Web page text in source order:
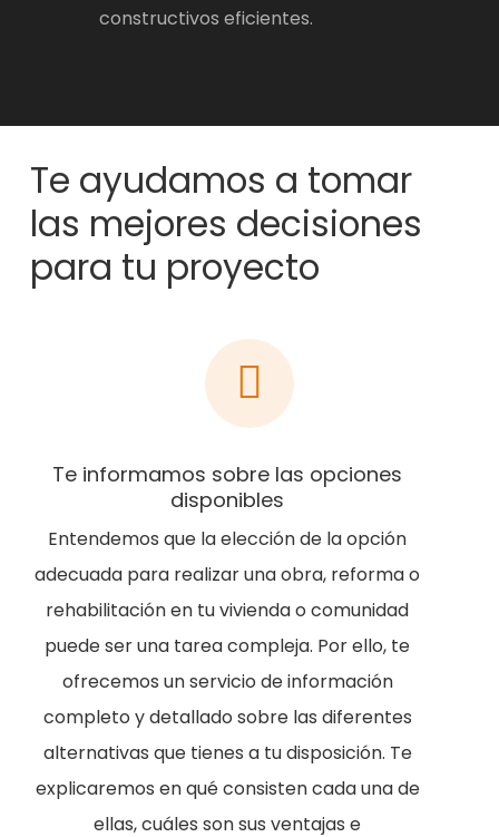
constructivos eficientes.
Te ayudamos a tomar
las mejores decisiones
para tu proyecto
Te informamos sobre las opciones
disponibles
Entendemos que la elección de la opción
adecuada para realizar una obra, reforma o
rehabilitación en tu vivienda o comunidad
puede ser una tarea compleja. Por ello, te
ofrecemos un servicio de información
completo y detallado sobre las diferentes
alternativas que tienes a tu disposición. Te
explicaremos en qué consisten cada una de
ellas, cuáles son sus ventajas e